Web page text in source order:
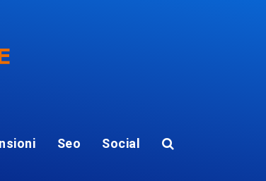
Seo Social